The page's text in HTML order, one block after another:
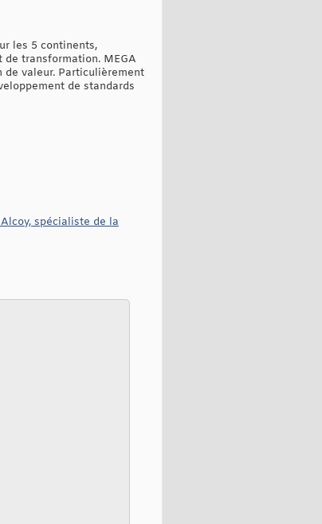
les 5 continents,
transformation. MEGA
valeur. Particulièrement
de standards
spécialiste de la